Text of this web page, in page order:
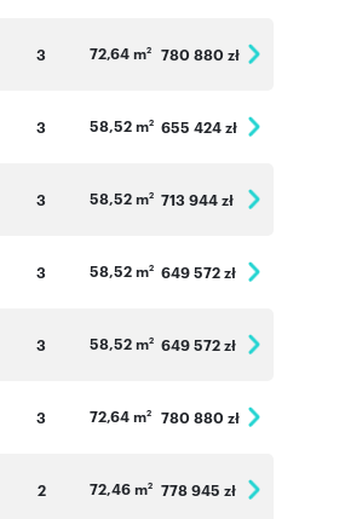
3 72,64 m2 780 880 zł
3 58,52 m2 655 424 zł
3 58,52 m2 713 944 zł
3 58,52 m2 649 572 zł
3 58,52 m2 649 572 zł
3 72,64 m2 780 880 zł
2 72,46 m2 778 945 zł